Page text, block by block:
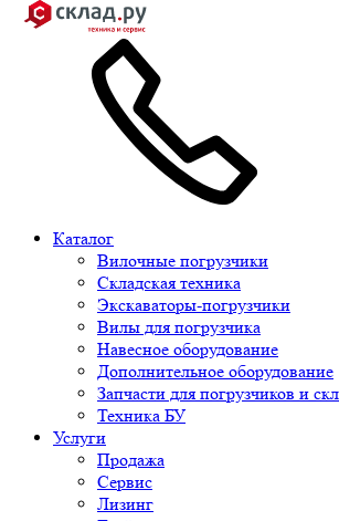
Каталог
Вилочные погрузчики
Складская техника
Экскаваторы-погрузчики
Вилы для погрузчика
Навесное оборудование
Дополнительное оборудование
Запчасти для погрузчиков и
Техника БУ
Услуги
Продажа
Сервис
Лизинг